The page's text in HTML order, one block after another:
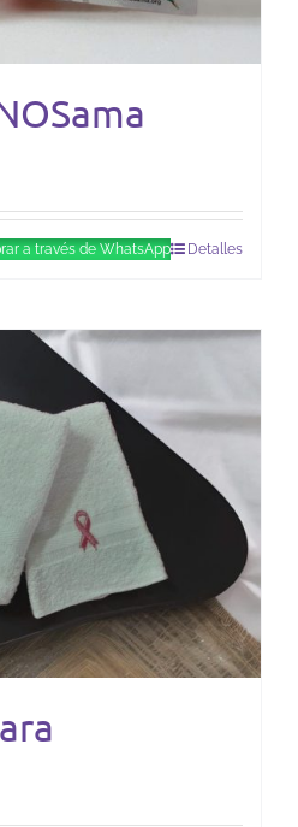
Detalles
a través de WhatsApp